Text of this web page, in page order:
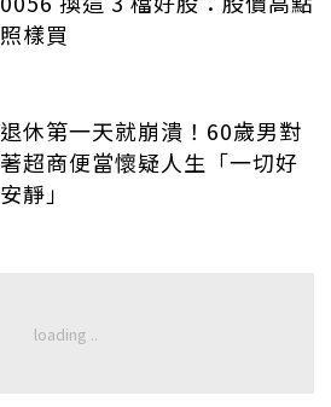
照樣買
退休第一天就崩潰！60歲男對
著超商便當懷疑人生「一切好
安靜」